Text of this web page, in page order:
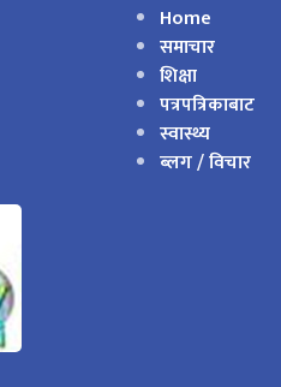
Home
समाचार
शिक्षा
पत्रपत्रिकाबाट
स्वास्थ्य
ब्लग / विचार